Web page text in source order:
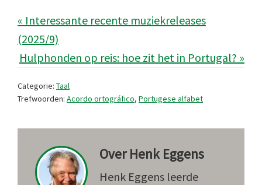
« Interessante recente muziekreleases
(2025/9)
Hulphonden op reis: hoe zit het in Portugal? »
Categorie: Taal
Trefwoorden: Acordo ortográfico, Portugese alfabet
OverHenk Eggens
Henk Eggens leerde